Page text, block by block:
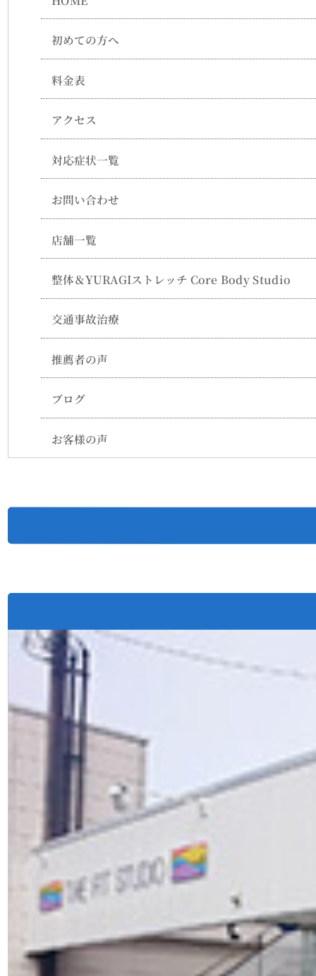
初めての方へ
料金表
アクセス
対応症状一覧
お問い合わせ
店舗一覧
整体＆YURAGIストレッチ Core Body Studio
交通事故治療
推薦者の声
ブログ
お客様の声